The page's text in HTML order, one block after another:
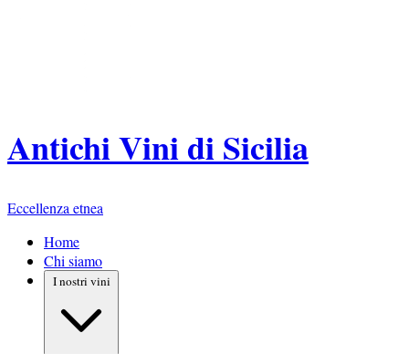
Antichi Vini di Sicilia
Eccellenza etnea
Home
Chi siamo
I nostri vini